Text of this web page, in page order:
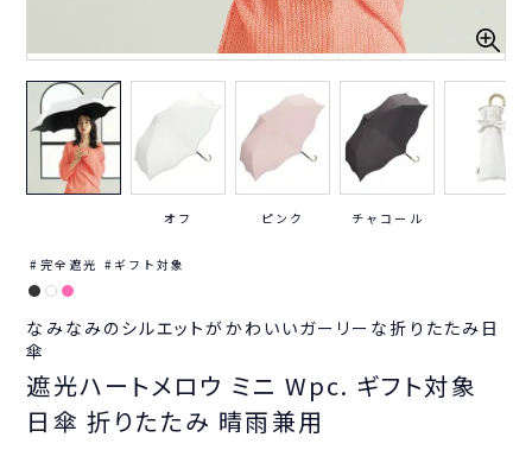
オフ ピンク チャコール
完全遮光 ギフト対象
なみなみのシルエットがかわいいガーリーな折りたたみ日
傘
遮光ハートメロウ ミニ Wpc. ギフト対象
日傘 折りたたみ 晴雨兼用